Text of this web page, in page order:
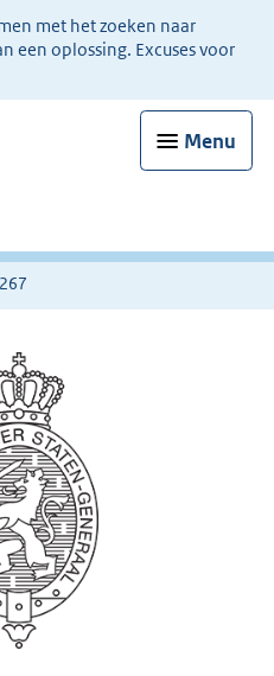
met het zoeken naar
een oplossing. Excuses voor
Menu